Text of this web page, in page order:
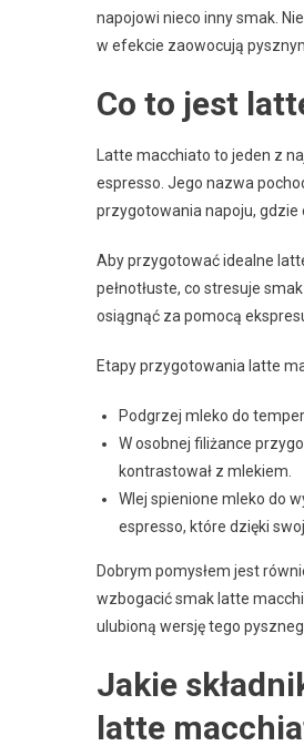
napojowi nieco inny smak.
w efekcie zaowocują
Co to jest
Latte macchiato to jeden z
espresso. Jego nazwa
przygotowania napoju, gdzie
Aby przygotować idealne
pełnotłuste, co stresuje
osiągnąć za pomocą
Etapy przygotowania latte
Podgrzej mleko do
W osobnej filiżance
kontrastował z mlekiem.
Wlej spienione mleko do
espresso, które dzięki
Dobrym pomysłem jest
wzbogacić smak latte
ulubioną wersję tego
Jakie
latte